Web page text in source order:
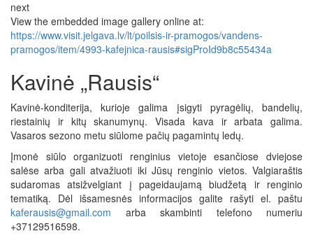
next
View the embedded image gallery online at:
https://www.visit.jelgava.lv/lt/poilsis-ir-pramogos/vandens-
pramogos/item/4993-kafejnica-rausis#sigProId9b8c55434a
Kavinė „Rausis“
Kavinė-konditerija, kurioje galima įsigyti pyragėlių, bandelių,
riestainių ir kitų skanumynų. Visada kava ir arbata galima.
Vasaros sezono metu siūlome pačių pagamintų ledų.
Įmonė siūlo organizuoti renginius vietoje esančiose dviejose
salėse arba gali atvažiuoti iki Jūsų renginio vietos. Valgiaraštis
sudaromas atsižvelgiant į pageidaujamą biudžetą ir renginio
tematiką. Dėl išsamesnės informacijos galite rašyti el. paštu
kaferausis@gmail.com arba skambinti telefono numeriu
+37129516598.